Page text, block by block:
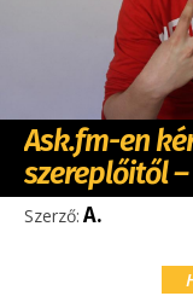
Ask.fm-en
szereplőitől
Szerző: A.